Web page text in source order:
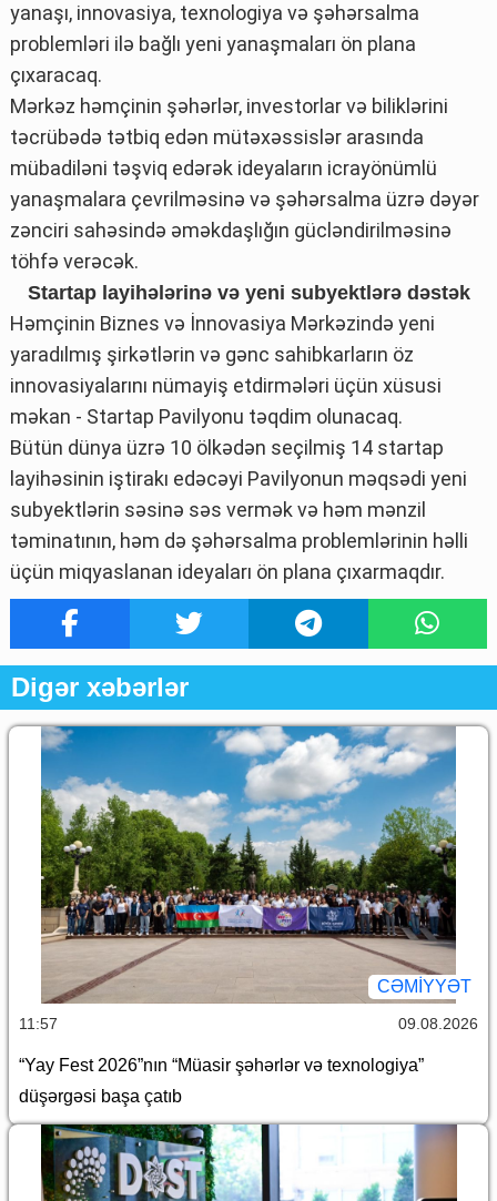
yanaşı, innovasiya, texnologiya və şəhərsalma
problemləri ilə bağlı yeni yanaşmaları ön plana
çıxaracaq.
Mərkəz həmçinin şəhərlər, investorlar və biliklərini
təcrübədə tətbiq edən mütəxəssislər arasında
mübadiləni təşviq edərək ideyaların icrayönümlü
yanaşmalara çevrilməsinə və şəhərsalma üzrə dəyər
zənciri sahəsində əməkdaşlığın gücləndirilməsinə
töhfə verəcək.
Startap layihələrinə və yeni subyektlərə dəstək
Həmçinin Biznes və İnnovasiya Mərkəzində yeni
yaradılmış şirkətlərin və gənc sahibkarların öz
innovasiyalarını nümayiş etdirmələri üçün xüsusi
məkan - Startap Pavilyonu təqdim olunacaq.
Bütün dünya üzrə 10 ölkədən seçilmiş 14 startap
layihəsinin iştirakı edəcəyi Pavilyonun məqsədi yeni
subyektlərin səsinə səs vermək və həm mənzil
təminatının, həm də şəhərsalma problemlərinin həlli
üçün miqyaslanan ideyaları ön plana çıxarmaqdır.
Digər xəbərlər
CƏMİYYƏT
11:57 09.08.2026
“Yay Fest 2026”nın “Müasir şəhərlər və texnologiya”
düşərgəsi başa çatıb